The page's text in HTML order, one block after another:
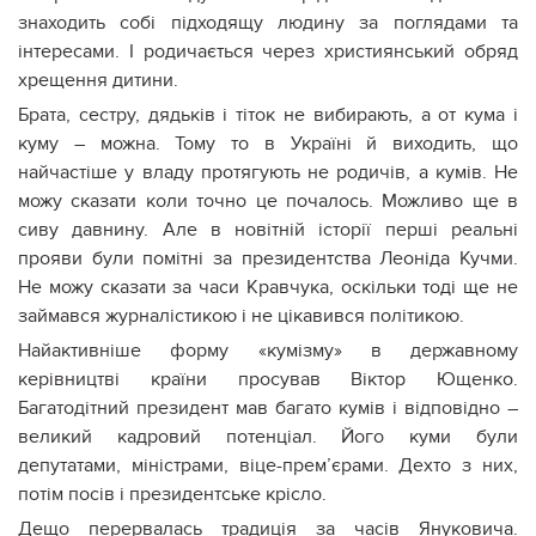
знаходить собі підходящу людину за поглядами та
інтересами. І родичається через християнський обряд
хрещення дитини.
Брата, сестру, дядьків і тіток не вибирають, а от кума і
куму – можна. Тому то в Україні й виходить, що
найчастіше у владу протягують не родичів, а кумів. Не
можу сказати коли точно це почалось. Можливо ще в
сиву давнину. Але в новітній історії перші реальні
прояви були помітні за президентства Леоніда Кучми.
Не можу сказати за часи Кравчука, оскільки тоді ще не
займався журналістикою і не цікавився політикою.
Найактивніше форму «кумізму» в державному
керівництві країни просував Віктор Ющенко.
Багатодітний президент мав багато кумів і відповідно –
великий кадровий потенціал. Його куми були
депутатами, міністрами, віце-прем’єрами. Дехто з них,
потім посів і президентське крісло.
Дещо перервалась традиція за часів Януковича.